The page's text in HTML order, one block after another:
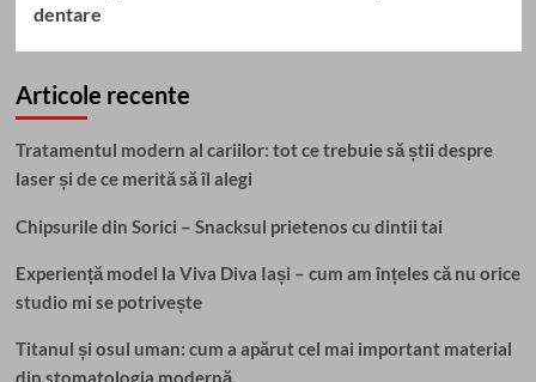
dentare
Articole recente
Tratamentul modern al cariilor: tot ce trebuie să știi despre
laser și de ce merită să îl alegi
Chipsurile din Sorici – Snacksul prietenos cu dintii tai
Experiență model la Viva Diva Iași – cum am înțeles că nu orice
studio mi se potrivește
Titanul și osul uman: cum a apărut cel mai important material
din stomatologia modernă